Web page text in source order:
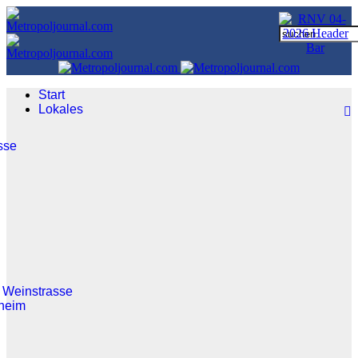
Start
Lokales